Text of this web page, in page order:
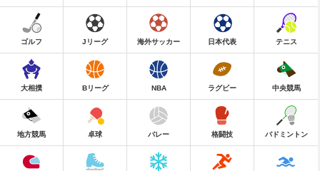
ゴルフ Jリーグ 海外サッカー 日本代表 テニス
大相撲 Bリーグ NBA ラグビー 中央競馬
地方競馬 卓球 バレー 格闘技 バドミントン